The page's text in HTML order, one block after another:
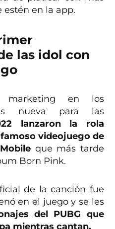
en la app.
las idol con
marketing en los
nueva para las
lanzaron la rola
videojuego de
que más tarde
Born Pink.
de la canción fue
en el juego y se les
del PUBG que
mientras cantan.